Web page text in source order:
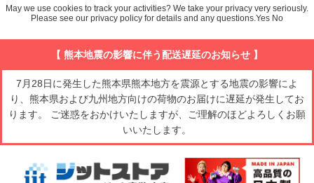
【 熊本地震の影響に伴う配送遅延のお知らせ 】
7月28日に発生した熊本県熊本地方を震源とする地震の影響によ
り、熊本県および九州地方向けの荷物のお届けに遅延が発生してお
ります。 ご迷惑をおかけいたしますが、ご理解のほどよろしくお願
いいたします。
May we use cookies to track your activities? We take your privacy very seriously.
Please see our privacy policy for details and any questions.Yes No